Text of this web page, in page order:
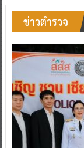
ข่าวตำรวจ